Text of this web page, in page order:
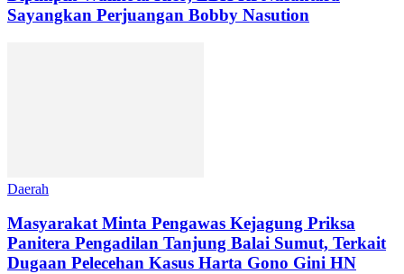
Sayangkan Perjuangan Bobby Nasution
Daerah
Masyarakat Minta Pengawas Kejagung Priksa
Panitera Pengadilan Tanjung Balai Sumut, Terkait
Dugaan Pelecehan Kasus Harta Gono Gini HN